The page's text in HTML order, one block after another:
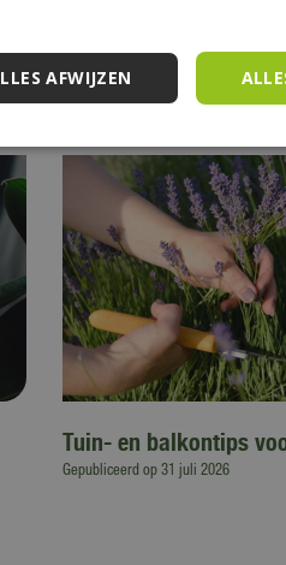
en de grond niet bevroren is.
voor mensen.
Tuin- en balkontips
Gepubliceerd op 31 juli 2026
AFWIJZEN